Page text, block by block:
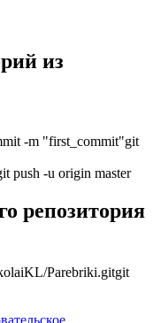
из
-m "first_commit"git
push -u origin master
репозитория
Parebriki.gitgit